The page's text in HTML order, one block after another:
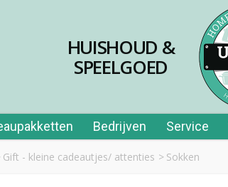
HUISHOUD &
SPEELGOED
Bedrijven Service
Gift - kleine cadeautjes/ attenties > Sokken